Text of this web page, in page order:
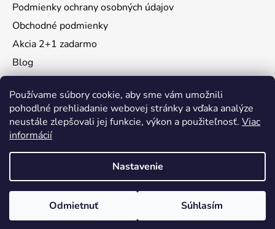
Používame súbory cookie, aby sme vám umožnili
pohodlné prehliadanie webovej stránky a vďaka analýze
neustále zlepšovali jej funkcie, výkon a použiteľnosť. Viac
informácií
Nastavenie
Odmietnuť Súhlasím
Podmienky ochrany osobných údajov
Obchodné podmienky
Akcia 2+1 zadarmo
Blog
Instagram
Vytvoril Shoptet
Copyright 2026KidsMall
. Všetky práva vyhradené.
Upraviť nastavenie cookies